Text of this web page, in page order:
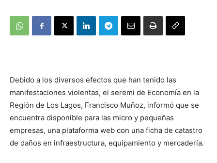
Debido a los diversos efectos que han tenido las
manifestaciones violentas, el seremi de Economía en la
Región de Los Lagos, Francisco Muñoz, informó que se
encuentra disponible para las micro y pequeñas
empresas, una plataforma web con una ficha de catastro
de daños en infraestructura, equipamiento y mercadería.